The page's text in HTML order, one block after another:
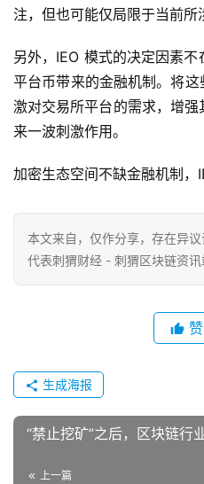
注，但也可能仅局限于当前所
另外，IEO 模式的决定因素
平台币带来的金融机制。将
激对交易所平台的需求，增
来一波刺激作用。
加密生态空间不缺金融机制，
本文来自 ，仅作分享，存在异
代表刺猬财经 - 刺猬区块链资讯
赞
生成海报
“禁止挖矿”之后，区块链行
上一篇